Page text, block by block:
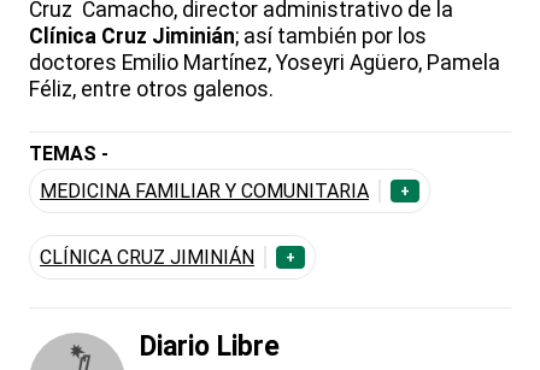
Cruz Camacho, director administrativo de la
Clínica Cruz Jiminián; así también por los
doctores Emilio Martínez, Yoseyri Agüero, Pamela
Féliz, entre otros galenos.
TEMAS -
MEDICINA FAMILIAR Y COMUNITARIA
+
CLÍNICA CRUZ JIMINIÁN +
Diario Libre